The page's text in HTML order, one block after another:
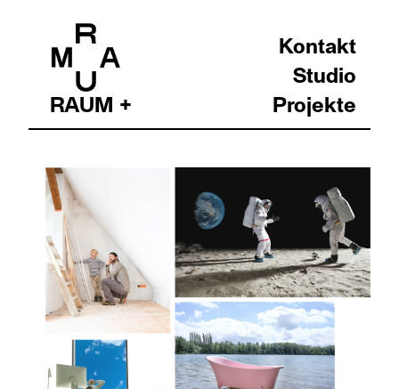
RAUM +
Kontakt
Studio
Projekte